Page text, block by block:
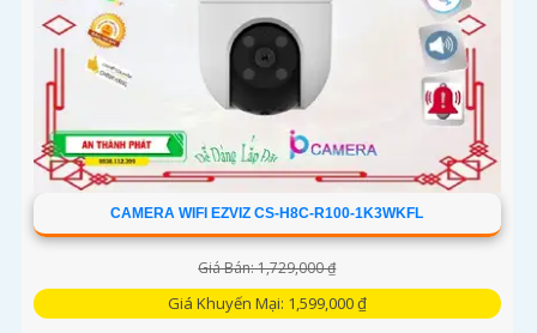
CAMERA WIFI EZVIZ CS-H8C-R100-1K3WKFL
Giá Bán: 1,729,000 ₫
Giá Khuyến Mại: 1,599,000 ₫